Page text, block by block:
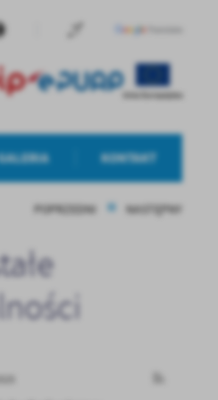
KONTAKT
POPRZEDNI NASTĘPNY